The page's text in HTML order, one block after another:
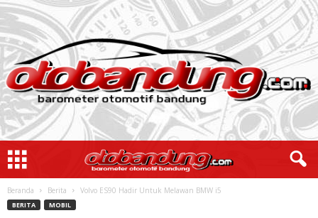
Beranda Berita Volvo ES90 Hadir Untuk Melawan BMW i5
BERITA MOBIL